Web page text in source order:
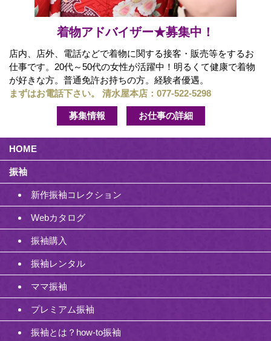
着物アドバイザー★募集中！
店内、店外、電話などで着物に関する接客・販売等をするお
仕事です。20代～50代の女性が活躍中！明るくて健康で着物
が好きな方。普通免許お持ちの方。経験者優遇。
まずはお電話下さい。 清水屋本店： 077-522-5298
募集情報 お仕事の詳細
HOME
振袖
新作振袖コレクション
Webカタログ
振袖購入
振袖レンタル
ママ振袖
プレミアム振袖
振袖とは？how-to振袖